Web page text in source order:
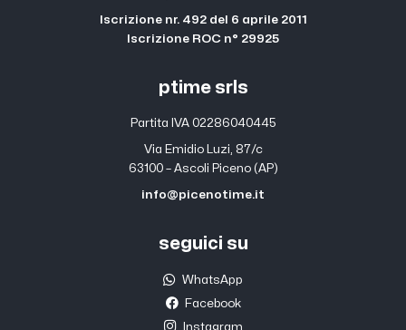
Iscrizione nr. 492 del 6 aprile 2011
Iscrizione ROC n° 29925
ptime srls
Partita IVA 02286040445
Via Emidio Luzi, 87/c
63100 – Ascoli Piceno (AP)
info@picenotime.it
seguici su
WhatsApp
Facebook
Instagram